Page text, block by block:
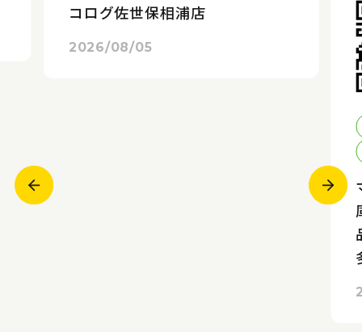
コログ佐世保相浦店
2026/08/05